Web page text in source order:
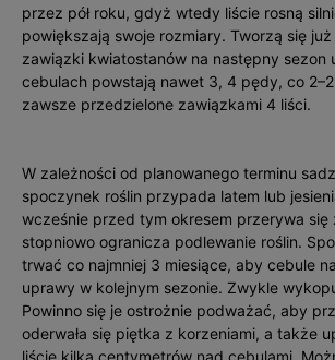
przez pół roku, gdyż wtedy liście rosną
powiększają swoje rozmiary. Tworzą się
zawiązki kwiatostanów na następny sezon
cebulach powstają nawet 3, 4 pędy, co
zawsze przedzielone zawiązkami 4 liści.
W zależności od planowanego terminu
spoczynek roślin przypada latem lub
wcześnie przed tym okresem przerywa się
stopniowo ogranicza podlewanie roślin.
trwać co najmniej 3 miesiące, aby cebule
uprawy w kolejnym sezonie. Zwyk­le
Powinno się je ostrożnie podważać, aby
oderwała się piętka z korzeniami, a także
liście kilka centymetrów nad cebu­lami.